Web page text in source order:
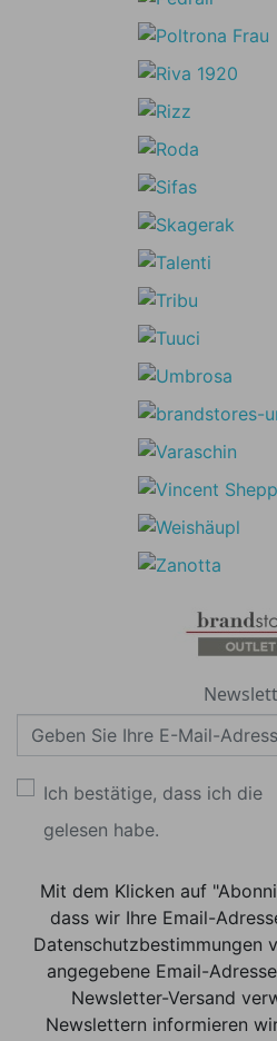
Ich bestätige, dass ich die
gelesen habe.
Mit dem Klicken auf
dass wir Ihre Email-
Datenschutzbestimmungen
angegebene Email-
Newsletter-Versand
Newslettern informieren